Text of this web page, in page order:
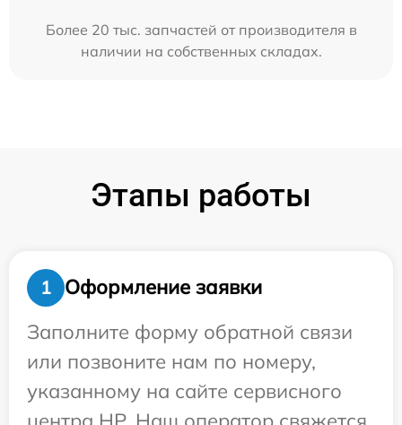
Более 20 тыс. запчастей от производителя в
наличии на собственных складах.
Этапы работы
1
Оформление заявки
Заполните форму обратной связи
или позвоните нам по номеру,
указанному на сайте сервисного